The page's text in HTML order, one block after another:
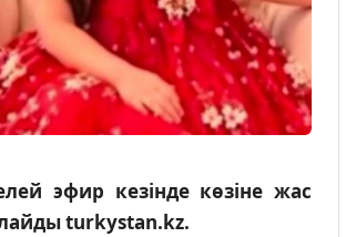
эфир кезінде көзіне жас
turkystan.kz.